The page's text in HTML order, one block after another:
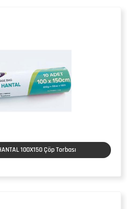
100X150 Çöp Torbası